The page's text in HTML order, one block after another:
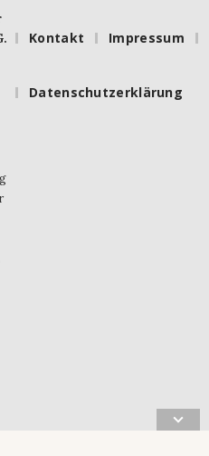
Kontakt Impressum
Datenschutzerklärung